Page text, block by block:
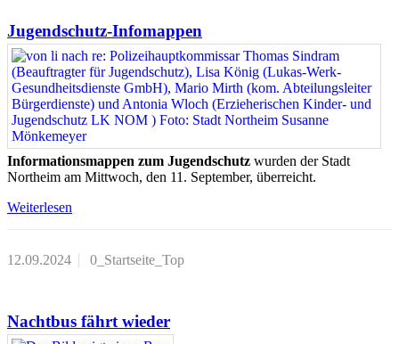
Jugendschutz-Infomappen
Informationsmappen zum Jugendschutz wurden der Stadt
Northeim am Mittwoch, den 11. September, überreicht.
Weiterlesen
12.09.2024 0_Startseite_Top
Nachtbus fährt wieder